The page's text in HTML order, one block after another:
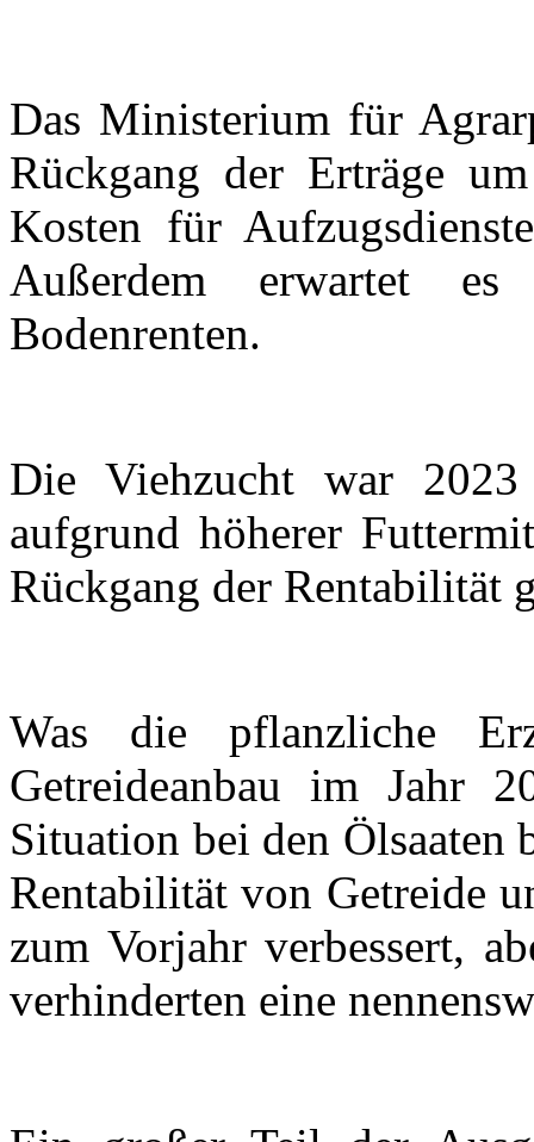
Das Ministerium für
Rückgang der Erträge
Kosten für
Außerdem erwartet
Bodenrenten.
Die Viehzucht war
aufgrund höherer
Rückgang der Rentabilität
Was die pflanzliche
Getreideanbau im Jahr
Situation bei den Ölsaaten
Rentabilität von Getreide
zum Vorjahr verbessert,
verhinderten eine